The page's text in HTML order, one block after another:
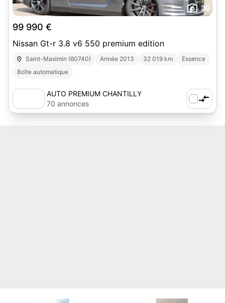
30
99 990 €
Nissan Gt-r 3.8 v6 550 premium edition
Saint-Maximin (60740) Année 2013 32 019 km
Essence
Boîte automatique
AUTO PREMIUM CHANTILLY
70 annonces